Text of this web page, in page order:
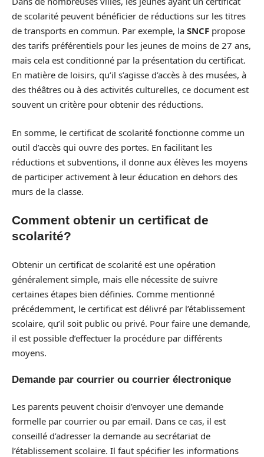
de scolarité peuvent bénéficier de réductions sur les titres
de transports en commun. Par exemple, la SNCF propose
des tarifs préférentiels pour les jeunes de moins de 27 ans,
mais cela est conditionné par la présentation du certificat.
En matière de loisirs, qu’il s’agisse d’accès à des musées, à
des théâtres ou à des activités culturelles, ce document est
souvent un critère pour obtenir des réductions.
En somme, le certificat de scolarité fonctionne comme un
outil d’accès qui ouvre des portes. En facilitant les
réductions et subventions, il donne aux élèves les moyens
de participer activement à leur éducation en dehors des
murs de la classe.
Comment obtenir un certificat de
scolarité?
Obtenir un certificat de scolarité est une opération
généralement simple, mais elle nécessite de suivre
certaines étapes bien définies. Comme mentionné
précédemment, le certificat est délivré par l’établissement
scolaire, qu’il soit public ou privé. Pour faire une demande,
il est possible d’effectuer la procédure par différents
moyens.
Demande par courrier ou courrier électronique
Les parents peuvent choisir d’envoyer une demande
formelle par courrier ou par email. Dans ce cas, il est
conseillé d’adresser la demande au secrétariat de
l’établissement scolaire. Il faut spécifier les informations